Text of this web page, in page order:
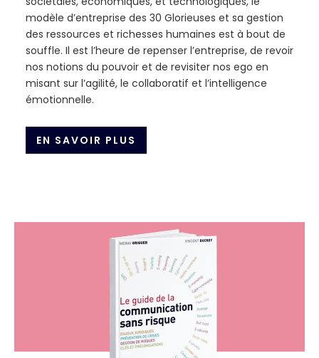
modèle d’entreprise des 30 Glorieuses et sa gestion
des ressources et richesses humaines est à bout de
souffle. Il est l’heure de repenser l’entreprise, de revoir
nos notions du pouvoir et de revisiter nos ego en
misant sur l’agilité, le collaboratif et l’intelligence
émotionnelle.
EN SAVOIR PLUS